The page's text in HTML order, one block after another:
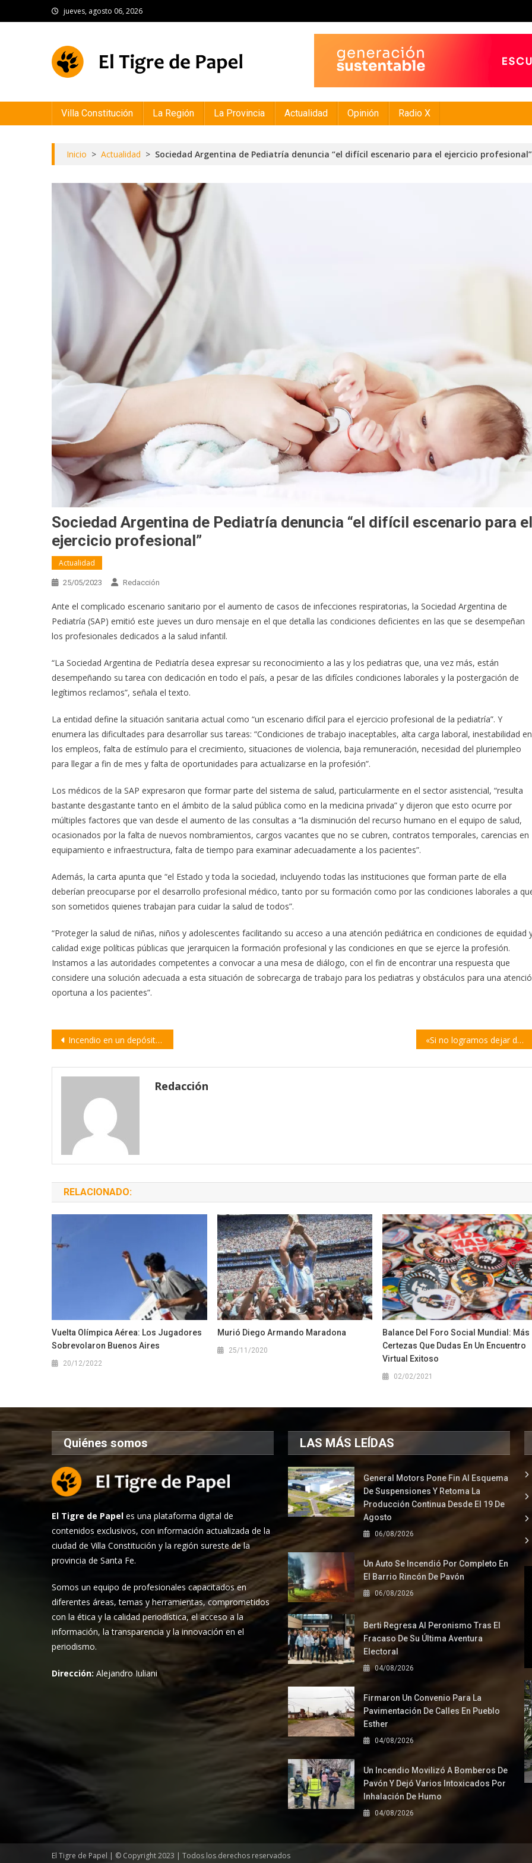
to
jueves, agosto 06, 2026
Villa Constitución La Región La Provincia Actualidad Opinión Radio X
Inicio > Actualidad > Sociedad Argentina de Pediatría denuncia “el difícil escenario para el ejercicio profesional”
Sociedad Argentina de Pediatría denuncia “el difícil escenario para el
ejercicio profesional”
Actualidad
25/05/2023 Redacción
Ante el complicado escenario sanitario por el aumento de casos de infecciones respiratorias, la Sociedad Argentina de
Pediatría (SAP) emitió este jueves un duro mensaje en el que detalla las condiciones deficientes en las que se desempeñan
los profesionales dedicados a la salud infantil.
“La Sociedad Argentina de Pediatría desea expresar su reconocimiento a las y los pediatras que, una vez más, están
desempeñando su tarea con dedicación en todo el país, a pesar de las difíciles condiciones laborales y la postergación de
legítimos reclamos”, señala el texto.
La entidad define la situación sanitaria actual como “un escenario difícil para el ejercicio profesional de la pediatría”. Y
enumera las dificultades para desarrollar sus tareas: “Condiciones de trabajo inaceptables, alta carga laboral, inestabilidad en
los empleos, falta de estímulo para el crecimiento, situaciones de violencia, baja remuneración, necesidad del pluriempleo
para llegar a fin de mes y falta de oportunidades para actualizarse en la profesión”.
Los médicos de la SAP expresaron que formar parte del sistema de salud, particularmente en el sector asistencial, “resulta
bastante desgastante tanto en el ámbito de la salud pública como en la medicina privada” y dijeron que esto ocurre por
múltiples factores que van desde el aumento de las consultas a “la disminución del recurso humano en el equipo de salud,
ocasionados por la falta de nuevos nombramientos, cargos vacantes que no se cubren, contratos temporales, carencias en
equipamiento e infraestructura, falta de tiempo para examinar adecuadamente a los pacientes”.
Además, la carta apunta que “el Estado y toda la sociedad, incluyendo todas las instituciones que forman parte de ella
deberían preocuparse por el desarrollo profesional médico, tanto por su formación como por las condiciones laborales a
son sometidos quienes trabajan para cuidar la salud de todos”.
“Proteger la salud de niñas, niños y adolescentes facilitando su acceso a una atención pediátrica en condiciones de equidad
calidad exige políticas públicas que jerarquicen la formación profesional y las condiciones en que se ejerce la profesión.
Instamos a las autoridades competentes a convocar a una mesa de diálogo, con el fin de encontrar una respuesta que
considere una solución adecuada a esta situación de sobrecarga de trabajo para los pediatras y obstáculos para una
oportuna a los pacientes”.
Navegación
entradas
Incendio en un depósito de residuos industriales en Puerto Gral. San Martín «Si no logramos dejar de lado el programa del FMI, va a ser imposible pagar la deuda»
Redacción
RELACIONADO:
Vuelta Olímpica Aérea: Los Jugadores
Sobrevolaron Buenos Aires
20/12/2022
Murió Diego Armando Maradona
25/11/2020
Balance Del Foro Social Mundial: Más
Certezas Que Dudas En Un Encuentro
Virtual Exitoso
02/02/2021
Quiénes somos
El Tigre de Papel es una plataforma digital de
contenidos exclusivos, con información actualizada de la
ciudad de Villa Constitución y la región sureste de la
provincia de Santa Fe.
Somos un equipo de profesionales capacitados en
diferentes áreas, temas y herramientas, comprometidos
con la ética y la calidad periodística, el acceso a la
información, la transparencia y la innovación en el
periodismo.
Dirección:Alejandro Iuliani
LAS MÁS LEÍDAS
General Motors Pone Fin Al Esquema
De Suspensiones Y Retoma La
Producción Continua Desde El 19 De
Agosto
06/08/2026
Un Auto Se Incendió Por Completo En
El Barrio Rincón De Pavón
06/08/2026
Berti Regresa Al Peronismo Tras El
Fracaso De Su Última Aventura
Electoral
04/08/2026
Firmaron Un Convenio Para La
Pavimentación De Calles En Pueblo
Esther
04/08/2026
Un Incendio Movilizó A Bomberos De
Pavón Y Dejó Varios Intoxicados Por
Inhalación De Humo
04/08/2026
El Tigre de Papel | © Copyright 2023 | Todos los derechos reservados